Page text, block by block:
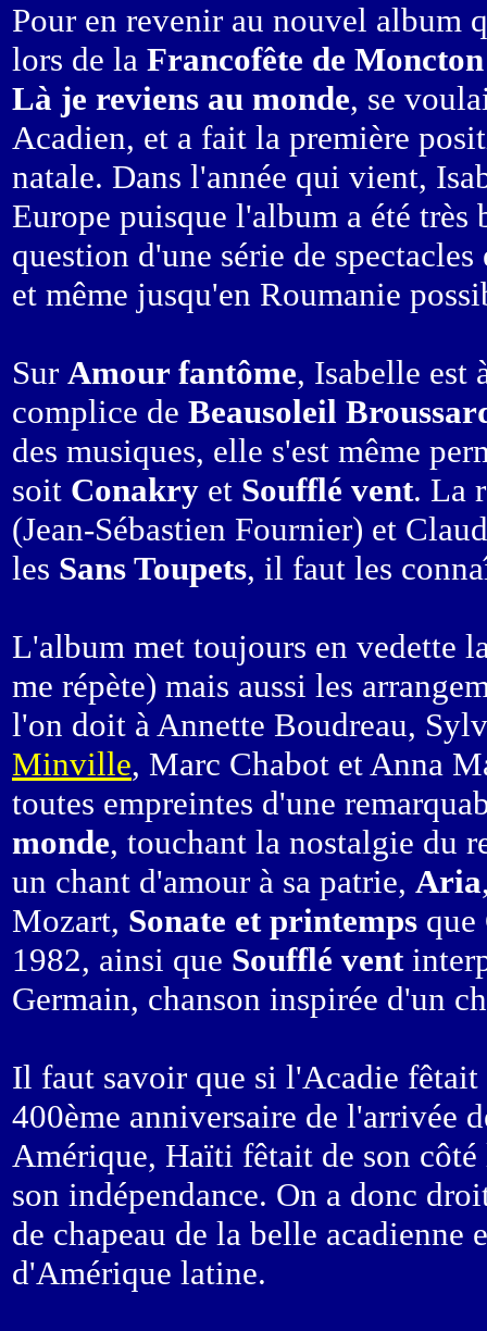
Pour en revenir au nouvel album
lors de la Francofête de Moncton
Là je reviens au monde, se
Acadien, et a fait la première
natale. Dans l'année qui vient,
Europe puisque l'album a été
question d'une série de
et même jusqu'en Roumanie
Sur Amour fantôme, Isabelle est
complice de Beausoleil
des musiques, elle s'est même
soit Conakry et Soufflé vent. La
(Jean-Sébastien Fournier) et
les Sans Toupets, il faut les
L'album met toujours en vedette
me répète) mais aussi les
l'on doit à Annette Boudreau,
Minville, Marc Chabot et Anna
toutes empreintes d'une
monde, touchant la nostalgie du
un chant d'amour à sa patrie, Aria
Mozart, Sonate et printemps que
1982, ainsi que Soufflé vent
Germain, chanson inspirée d'un
Il faut savoir que si l'Acadie fêtait
400ème anniversaire de l'arrivée
Amérique, Haïti fêtait de son côté
son indépendance. On a donc
de chapeau de la belle acadienne
d'Amérique latine.